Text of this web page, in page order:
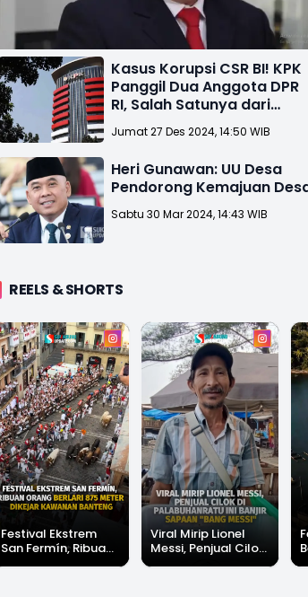
Kasus Korupsi CSR BI! KPK
Panggil Dua Anggota DPR
RI, Salah Satunya dari
Sukabumi
Jumat 27 Des 2024, 14:50 WIB
Heri Gunawan: UU Desa
Pendorong Kemajuan
Sabtu 30 Mar 2024, 14:43 WIB
REELS & SHORTS
Festival Ekstrem
San Fermín, Ribuan
Orang Berlari 875
Viral Mirip Lionel
Messi, Penjual Cilok
di Palabuhanratu Ini